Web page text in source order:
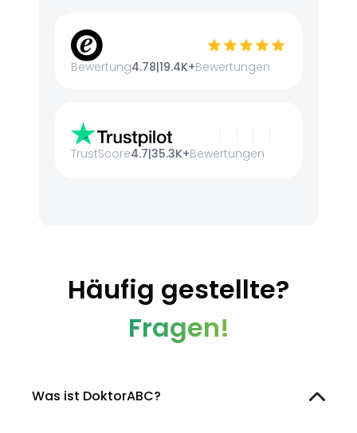
Bewertung4.78|19.4K+Bewertungen
TrustScore4.7|35.3K+Bewertungen
Häufig gestellte?
Fragen!
Was ist DoktorABC?